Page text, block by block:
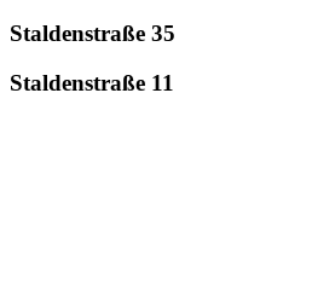
Staldenstraße 35
Staldenstraße 11